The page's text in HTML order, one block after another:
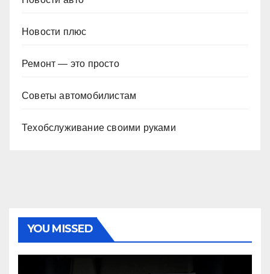
Новости плюс
Ремонт — это просто
Советы автомобилистам
Техобслуживание своими руками
YOU MISSED